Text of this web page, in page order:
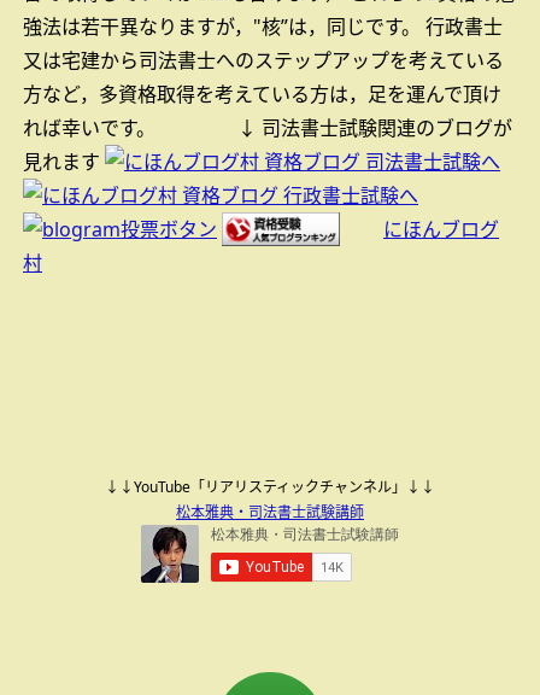
強法は若干異なりますが，"核”は，同じです。
行政書士
又は宅建から司法書士へのステップアップを考えている
方など，多資格取得を考えている方は，足を運んで頂け
れば幸いです。
↓ 司法書士試験関連のブログが
見れます
にほんブログ
村
↓↓YouTube「リアリスティックチャンネル」↓↓
松本雅典・司法書士試験講師